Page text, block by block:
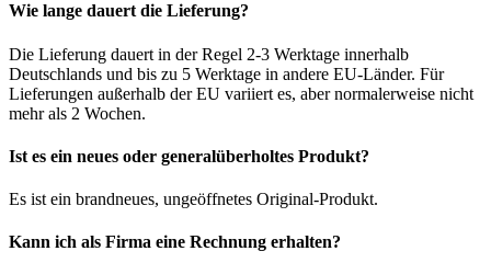
Wie lange dauert die Lieferung?
Die Lieferung dauert in der Regel 2-3 Werktage innerhalb
Deutschlands und bis zu 5 Werktage in andere EU-Länder. Für
Lieferungen außerhalb der EU variiert es, aber normalerweise nicht
mehr als 2 Wochen.
Ist es ein neues oder generalüberholtes Produkt?
Es ist ein brandneues, ungeöffnetes Original-Produkt.
Kann ich als Firma eine Rechnung erhalten?